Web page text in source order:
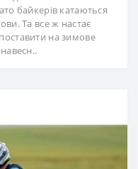
байкерів катаються
Та все ж настає
на зимове